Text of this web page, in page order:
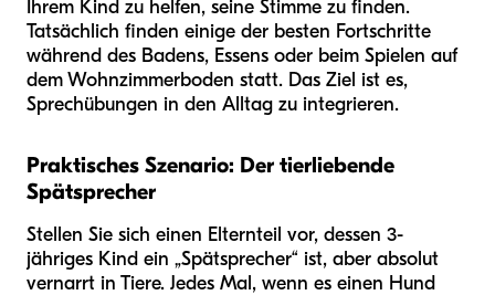
Ihrem Kind zu helfen, seine Stimme zu finden.
Tatsächlich finden einige der besten Fortschritte
während des Badens, Essens oder beim Spielen auf
dem Wohnzimmerboden statt. Das Ziel ist es,
Sprechübungen in den Alltag zu integrieren.
Praktisches Szenario: Der tierliebende
Spätsprecher
Stellen Sie sich einen Elternteil vor, dessen 3-
jähriges Kind ein „Spätsprecher“ ist, aber absolut
vernarrt in Tiere. Jedes Mal, wenn es einen Hund